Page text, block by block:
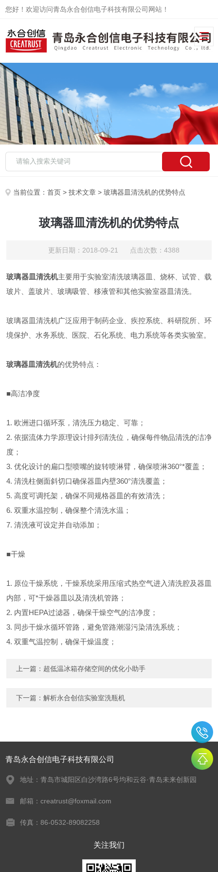
您好！欢迎访问青岛永合创信电子科技有限公司网站！
当前位置：首页 >技术文章 > 玻璃器皿清洗机的优势特点
玻璃器皿清洗机的优势特点
更新日期：2018-09-21 点击次数：4388
玻璃器皿清洗机主要用于实验室清洗玻璃器皿、烧杯、试管、载
玻片、盖玻片、玻璃吸管、移液管和其他实验室器皿清洗。
玻璃器皿清洗机广泛应用于制药企业、疾控系统、科研院所、环
境保护、水务系统、医院、石化系统、电力系统等各类实验室。
玻璃器皿清洗机的优势特点：
■高洁净度
1. 欧洲进口循环泵，清洗压力稳定、可靠；
2. 依据流体力学原理设计排列清洗位，确保每件物品清洗的洁净
度；
3. 优化设计的扁口型喷嘴的旋转喷淋臂，确保喷淋360°*覆盖；
4. 清洗柱侧面斜切口确保器皿内壁360°清洗覆盖；
5. 高度可调托架，确保不同规格器皿的有效清洗；
6. 双重水温控制，确保整个清洗水温；
7. 清洗液可设定并自动添加；
■干燥
1. 原位干燥系统，干燥系统采用压缩式热空气进入清洗腔及器皿
内部，可*干燥器皿以及清洗机管路；
2. 内置HEPA过滤器，确保干燥空气的洁净度；
3. 同步干燥水循环管路，避免管路潮湿污染清洗系统；
4. 双重气温控制，确保干燥温度；
上一篇： 超低温冰箱存储空间的优化小助手
下一篇：解析永合创信实验室洗瓶机
青岛永合创信电子科技有限公司
地址：青岛市城阳区白沙湾路6号均和云谷·青岛未来创新园
邮箱：creatrust@foxmail.com
传真：86-0532-89082258
关注我们